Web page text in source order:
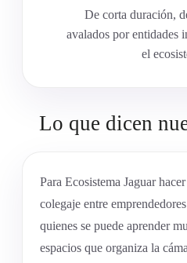
De corta duración,
avalados por entidades
el
Lo que dicen
Para Ecosistema Jaguar
colegaje entre
quienes se puede aprender
espacios que organiza la